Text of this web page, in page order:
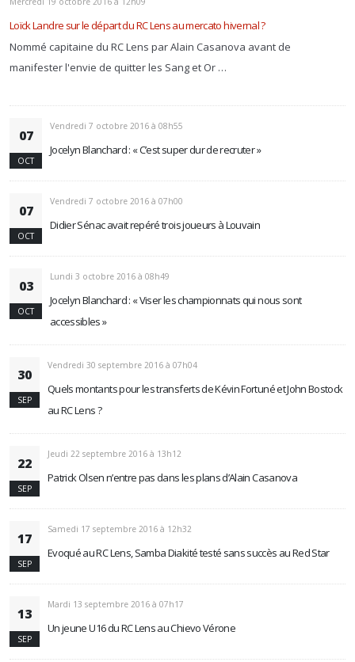
Loïck Landre sur le départ du RC Lens au mercato hivernal ?
Nommé capitaine du RC Lens par Alain Casanova avant de
manifester l'envie de quitter les Sang et Or …
07
OCT
Vendredi 7 octobre 2016 à 08h55
Jocelyn Blanchard : « C’est super dur de recruter »
07
OCT
Vendredi 7 octobre 2016 à 07h00
Didier Sénac avait repéré trois joueurs à Louvain
03
OCT
Lundi 3 octobre 2016 à 08h49
Jocelyn Blanchard : « Viser les championnats qui nous sont
accessibles »
30
SEP
Vendredi 30 septembre 2016 à 07h04
Quels montants pour les transferts de Kévin Fortuné et John Bostock
au RC Lens ?
22
SEP
Jeudi 22 septembre 2016 à 13h12
Patrick Olsen n’entre pas dans les plans d’Alain Casanova
17
SEP
Samedi 17 septembre 2016 à 12h32
Evoqué au RC Lens, Samba Diakité testé sans succès au Red Star
13
SEP
Mardi 13 septembre 2016 à 07h17
Un jeune U16 du RC Lens au Chievo Vérone